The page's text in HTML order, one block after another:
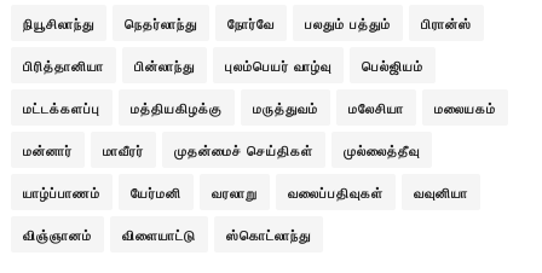
நியூசிலாந்து நெதர்லாந்து நோர்வே பலதும் பத்தும் பிரான்ஸ்
பிரித்தானியா பின்லாந்து புலம்பெயர் வாழ்வு பெல்ஜியம்
மட்டக்களப்பு மத்தியகிழக்கு மருத்துவம் மலேசியா மலையகம்
மன்னார் மாவீரர் முதன்மைச் செய்திகள் முல்லைத்தீவு
யாழ்ப்பாணம் யேர்மனி வரலாறு வலைப்பதிவுகள் வவுனியா
விஞ்ஞானம் விளையாட்டு ஸ்கொட்லாந்து